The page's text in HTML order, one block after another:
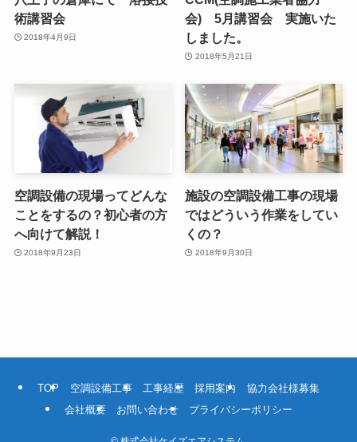
術講習会
2018年4月9日
会) 5月講習会 実施いた
しました。
2018年5月21日
空調設備の現場ってどんな
ことをするの？初心者の方
へ向けて解説！
2018年9月23日
施設の空調設備工事の現場
ではどういう作業をしてい
くの？
2018年9月30日
TOP 空調設備工事 工事経歴 採用案内
協力会社様募集
会社概要
お問い合わせ プライバシーポリシー